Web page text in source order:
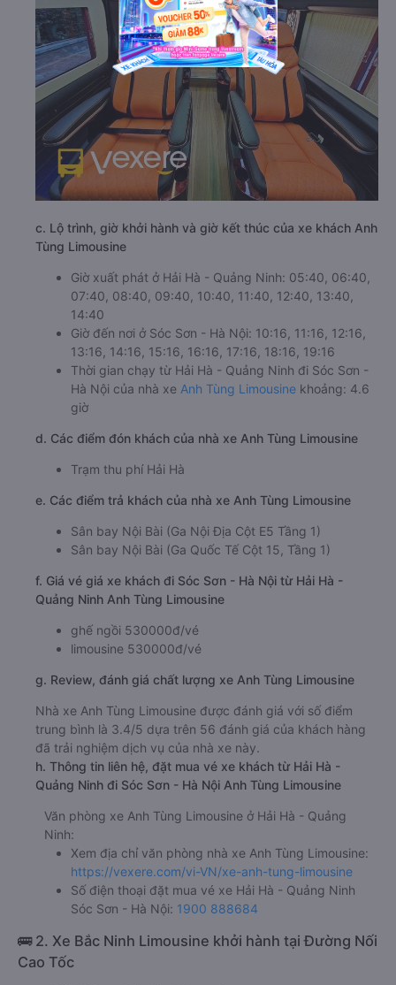
c. Lộ trình, giờ khởi hành và giờ kết thúc của xe khách Anh
Tùng Limousine
Giờ xuất phát ở Hải Hà - Quảng Ninh: 05:40, 06:40,
07:40, 08:40, 09:40, 10:40, 11:40, 12:40, 13:40,
14:40
Giờ đến nơi ở Sóc Sơn - Hà Nội: 10:16, 11:16, 12:16,
13:16, 14:16, 15:16, 16:16, 17:16, 18:16, 19:16
Thời gian chạy từ Hải Hà - Quảng Ninh đi Sóc Sơn -
Hà Nội của nhà xe Anh Tùng Limousine khoảng: 4.6
giờ
d. Các điểm đón khách của nhà xe Anh Tùng Limousine
Trạm thu phí Hải Hà
e. Các điểm trả khách của nhà xe Anh Tùng Limousine
Sân bay Nội Bài (Ga Nội Địa Cột E5 Tầng 1)
Sân bay Nội Bài (Ga Quốc Tế Cột 15, Tầng 1)
f. Giá vé giá xe khách đi Sóc Sơn - Hà Nội từ Hải Hà -
Quảng Ninh Anh Tùng Limousine
ghế ngồi 530000đ/vé
limousine 530000đ/vé
g. Review, đánh giá chất lượng xe Anh Tùng Limousine
Nhà xe Anh Tùng Limousine được đánh giá với số điểm
trung bình là 3.4/5 dựa trên 56 đánh giá của khách hàng
đã trải nghiệm dịch vụ của nhà xe này.
h. Thông tin liên hệ, đặt mua vé xe khách từ Hải Hà -
Quảng Ninh đi Sóc Sơn - Hà Nội Anh Tùng Limousine
Văn phòng xe Anh Tùng Limousine ở Hải Hà - Quảng
Ninh:
Xem địa chỉ văn phòng nhà xe Anh Tùng Limousine:
https://vexere.com/vi-VN/xe-anh-tung-limousine
Số điện thoại đặt mua vé xe Hải Hà - Quảng Ninh
Sóc Sơn - Hà Nội: 1900 888684
🚌 2. Xe Bắc Ninh Limousine khởi hành tại Đường Nối
Cao Tốc